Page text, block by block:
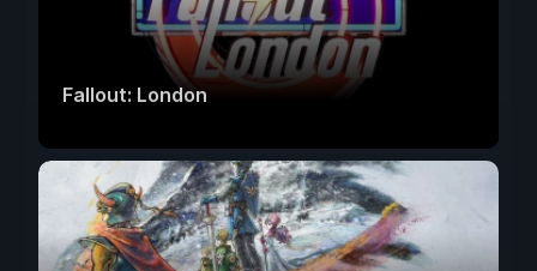
Fallout: London